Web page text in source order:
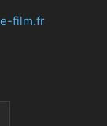
film.fr